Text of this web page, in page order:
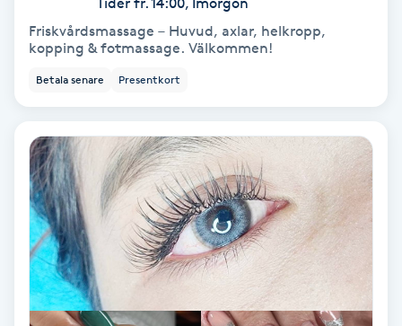
Blowout
Bottenfärg
Brynformning
Brynfärgning
Brynplockning
Bröllopsuppsättning
Friskvårdsmassage – Huvud, axlar, helkropp,
kopping & fotmassage. Välkommen!
Betala senare Presentkort